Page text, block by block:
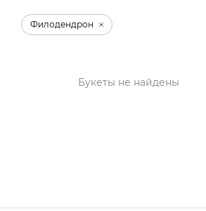
Филодендрон
Букеты не найдены